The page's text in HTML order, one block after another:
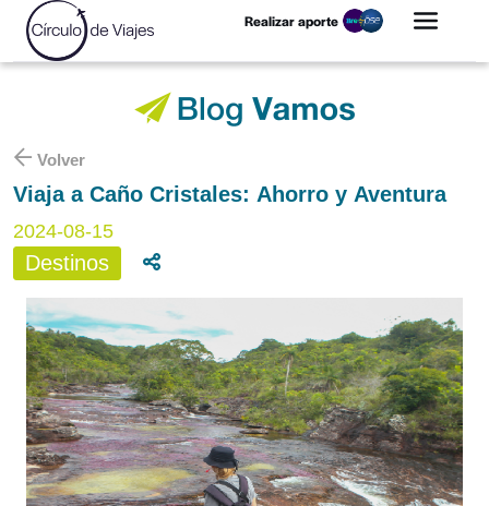
Realizar aporte
Volver
Viaja a Caño Cristales: Ahorro y Aventura
2024-08-15
Destinos